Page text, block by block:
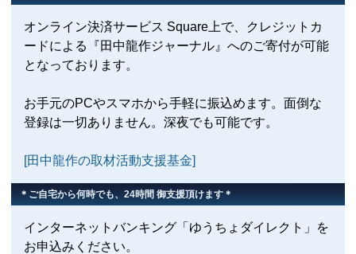
オンライン決済サービス Square上で、クレジットカ
ードによる『田中龍作ジャーナル』へのご寄付が可能
となっております。
お手元のPCやスマホから手軽に振込めます。面倒な
登録は一切ありません。深夜でも可能です。
[田中龍作の取材活動支援基金]
＊ご自宅から何時でも、24時間 御支援頂けます＊
インターネットバンキング「ゆうちょダイレクト」を
お申込みください。